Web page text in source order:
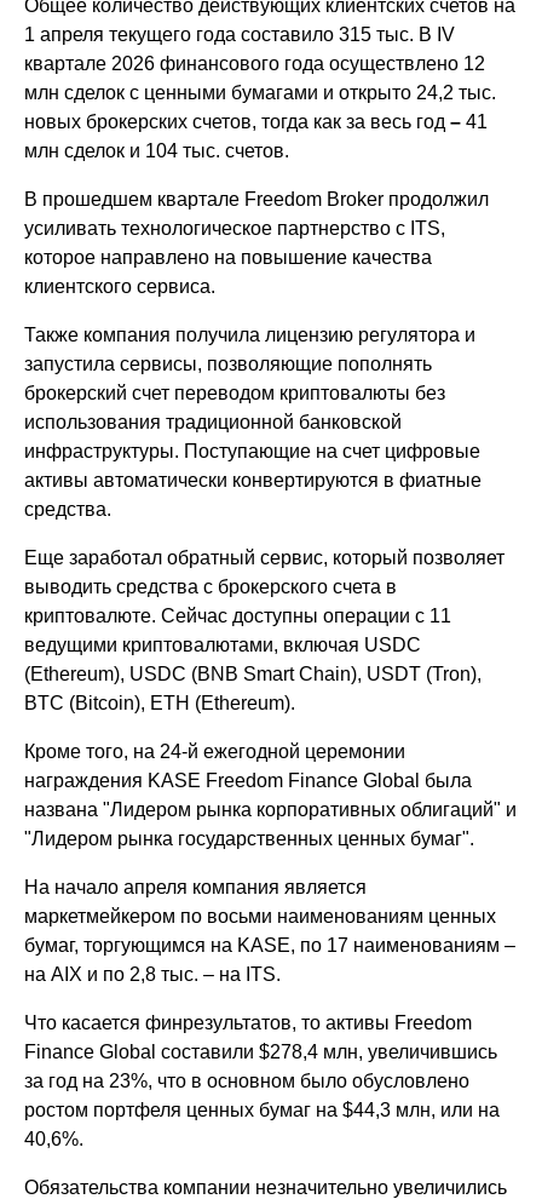
Общее количество действующих клиентских счетов на
1 апреля текущего года составило 315 тыс. В IV
квартале 2026 финансового года осуществлено 12
млн сделок с ценными бумагами и открыто 24,2 тыс.
новых брокерских счетов, тогда как за весь год–41
млн сделок и 104 тыс. счетов.
В прошедшем квартале Freedom Broker продолжил
усиливать технологическое партнерство с ITS,
которое направлено на повышение качества
клиентского сервиса.
Также компания получила лицензию регулятора и
запустила сервисы, позволяющие пополнять
брокерский счет переводом криптовалюты без
использования традиционной банковской
инфраструктуры. Поступающие на счет цифровые
активы автоматически конвертируются в фиатные
средства.
Еще заработал обратный сервис, который позволяет
выводить средства с брокерского счета в
криптовалюте. Сейчас доступны операции с 11
ведущими криптовалютами, включая USDC
(Ethereum), USDC (BNB Smart Chain), USDT (Tron),
BTC (Bitcoin), ETH (Ethereum).
Кроме того, на 24-й ежегодной церемонии
награждения KASE Freedom Finance Global была
названа "Лидером рынка корпоративных облигаций" и
"Лидером рынка государственных ценных бумаг".
На начало апреля компания является
маркетмейкером по восьми наименованиям ценных
бумаг, торгующимся на KASE, по 17 наименованиям –
на AIX и по 2,8 тыс. – на ITS.
Что касается финрезультатов, то активы Freedom
Finance Global составили $278,4 млн, увеличившись
за год на 23%, что в основном было обусловлено
ростом портфеля ценных бумаг на $44,3 млн, или на
40,6%.
Обязательства компании незначительно увеличились